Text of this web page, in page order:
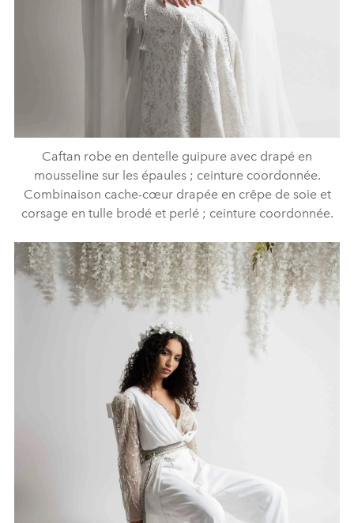
Caftan robe en dentelle guipure avec drapé en
mousseline sur les épaules ; ceinture coordonnée.
Combinaison cache-cœur drapée en crêpe de soie et
corsage en tulle brodé et perlé ; ceinture coordonnée.